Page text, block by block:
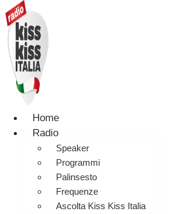
Home
Radio
Speaker
Programmi
Palinsesto
Frequenze
Ascolta Kiss Kiss Italia